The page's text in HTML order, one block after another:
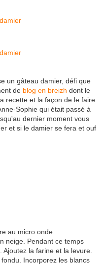
un gâteau damier, défi que
de blog en breizh dont le
recette et la façon de le faire
Sophie qui était passé à
dernier moment vous
et si le damier se fera et ouf
au micro onde.
neige. Pendant ce temps
la farine et la levure.
Incorporez les blancs